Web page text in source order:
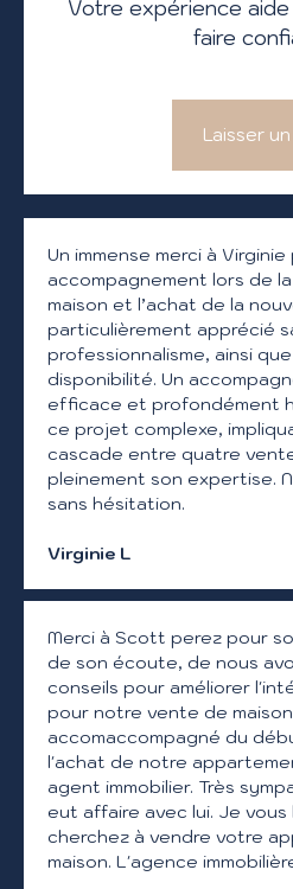
Votre expérience
faire
Laisser
Un immense merci à
accompagnement lors de
maison et l’achat de la
particulièrement apprécié
professionnalisme, ainsi
disponibilité. Un
efficace et profondément
ce projet complexe,
cascade entre quatre
pleinement son expertise.
sans hésitation.
Virginie L
Merci à Scott perez pour
de son écoute, de nous
conseils pour améliorer
pour notre vente de
accomaccompagné du
l'achat de notre
agent immobilier. Très
eut affaire avec lui. Je vous
cherchez à vendre votre
maison. L'agence